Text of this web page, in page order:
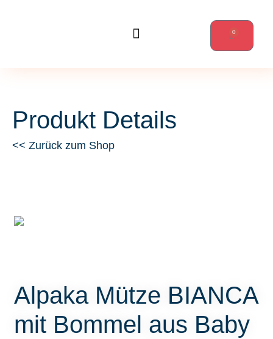
0
Produkt Details
<< Zurück zum Shop
Alpaka Mütze BIANCA
mit Bommel aus Baby